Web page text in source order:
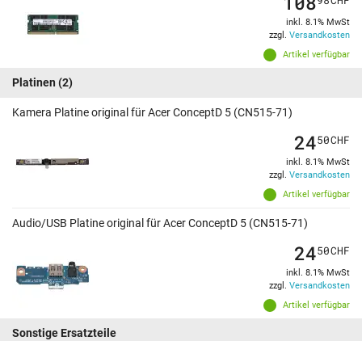
Artikel verfügbar
inkl. 8.1% MwSt
zzgl. Versandkosten
Platinen (2)
Kamera Platine original für Acer ConceptD 5 (CN515-71)
Artikel verfügbar
2450CHF
inkl. 8.1% MwSt
zzgl. Versandkosten
Audio/USB Platine original für Acer ConceptD 5 (CN515-71)
Artikel verfügbar
2450CHF
inkl. 8.1% MwSt
zzgl. Versandkosten
Sonstige Ersatzteile